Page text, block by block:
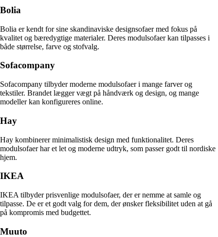
Bolia
Bolia er kendt for sine skandinaviske designsofaer med fokus på
kvalitet og bæredygtige materialer. Deres modulsofaer kan tilpasses i
både størrelse, farve og stofvalg.
Sofacompany
Sofacompany tilbyder moderne modulsofaer i mange farver og
tekstiler. Brandet lægger vægt på håndværk og design, og mange
modeller kan konfigureres online.
Hay
Hay kombinerer minimalistisk design med funktionalitet. Deres
modulsofaer har et let og moderne udtryk, som passer godt til nordiske
hjem.
IKEA
IKEA tilbyder prisvenlige modulsofaer, der er nemme at samle og
tilpasse. De er et godt valg for dem, der ønsker fleksibilitet uden at gå
på kompromis med budgettet.
Muuto